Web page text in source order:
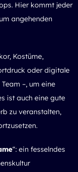
Hier kommt jeder
angehenden
Kostüme,
oder digitale
–, um eine
ist auch eine gute
zu veranstalten,
“: ein fesselndes